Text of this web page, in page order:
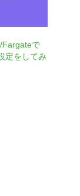
Fargateで
定をしてみ